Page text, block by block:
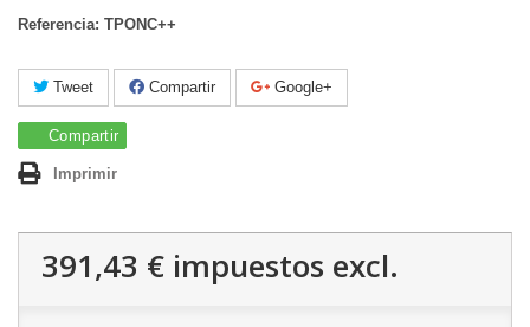
Referencia: TPONC++
Tweet Compartir Google+
Compartir
Imprimir
391,43 € impuestos excl.